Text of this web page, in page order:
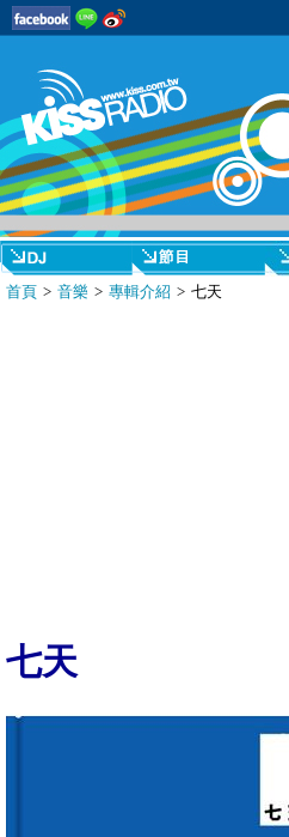
首頁 > 音樂 > 專輯介紹 > 七天
七天